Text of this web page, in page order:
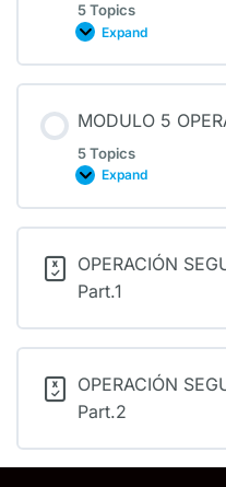
5 Topics
Expand
MODULO 5
5 Topics
Expand
OPERACIÓN
Part.1
OPERACIÓN
Part.2